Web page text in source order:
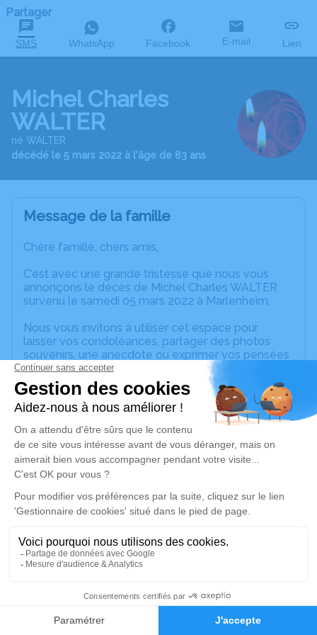
Faire-part Hommages
Partager
SMS WhatsApp Facebook E-mail Lien
Michel Charles
WALTER
né WALTER
décédé le 5 mars 2022 à l'âge de 83 ans
Message de la famille
Chère famille, chers amis,
C’est avec une grande tristesse que nous vous
annonçons le décès de Michel Charles WALTER
survenu le samedi 05 mars 2022 à Marlenheim.
Nous vous invitons à utiliser cet espace pour
laisser vos condoléances, partager des photos
souvenirs, une anecdote ou exprimer vos pensées
à travers des poèmes ou des textes. Cet endroit
est un lieu d'expression dédié à honorer la
mémoire de Michel Charles WALTER.
Un service de plantation d’arbre hommage est
disponible ici.
Cérémonie religieuse
jeudi 10 mars 2022 à 14h00
Église Saint Etienne de Wangen
139 rue Col.Moll
Je rends hommage